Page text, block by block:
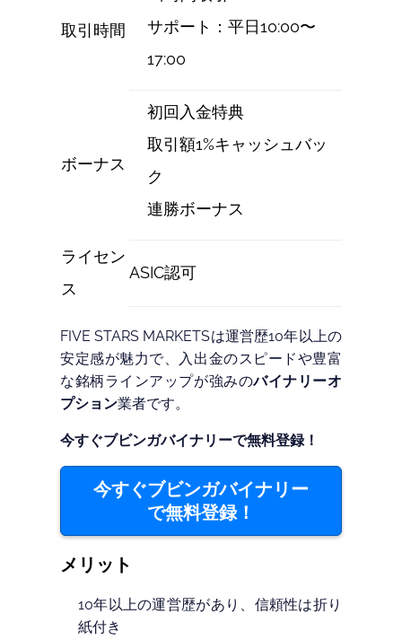
取引時間
サポート：平日10:00〜
17:00
ボーナス
初回入金特典
取引額1%キャッシュバッ
ク
連勝ボーナス
ライセン
ス
ASIC認可
FIVE STARS MARKETSは運営歴10年以上の
安定感が魅力で、入出金のスピードや豊富
な銘柄ラインアップが強みのバイナリーオ
プション業者です。
今すぐブビンガバイナリーで無料登録！
今すぐブビンガバイナリー
で無料登録！
メリット
10年以上の運営歴があり、信頼性は折り
紙付き